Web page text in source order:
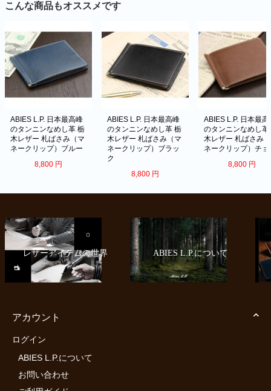
こんな商品もオススメです
ABIES L.P. 日本最高峰
のタンニンなめし革 栃
木レザー 札ばさみ（マ
ネークリップ）ブルー
8,800 円
ABIES L.P. 日本最高峰
のタンニンなめし革 栃
木レザー 札ばさみ（マ
ネークリップ）ブラッ
ク
8,800 円
ABIES L.P. 日本最高
のタンニンなめし革
木レザー 札ばさみ
ネークリップ）チョ
8,800 円
レザーアイテムの世界 ABIES L.P.について
アカウント
ログイン
ABIES L.P.について
お問い合わせ